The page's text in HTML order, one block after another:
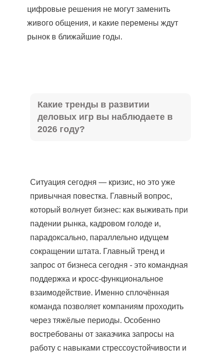
цифровые решения не могут заменить
живого общения, и какие перемены ждут
рынок в ближайшие годы.
Какие тренды в развитии
деловых игр вы наблюдаете в
2026 году?
Ситуация сегодня — кризис, но это уже
привычная повестка. Главный вопрос,
который волнует бизнес: как выживать при
падении рынка, кадровом голоде и,
парадоксально, параллельно идущем
сокращении штата. Главный тренд и
запрос от бизнеса сегодня - это командная
поддержка и кросс-функциональное
взаимодействие. Именно сплочённая
команда позволяет компаниям проходить
через тяжёлые периоды. Особенно
востребованы от заказчика запросы на
работу с навыками стрессоустойчивости и